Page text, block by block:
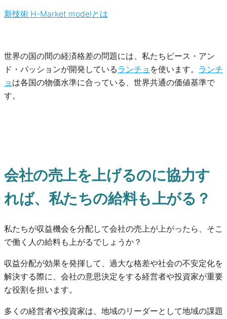
新技術 H-Market modelとは
世界の国の間の経済格差の問題には、私たちピース・アン
ド・パッションが開発しているランチョ を使います。 ランチ
ョ は各国の物価水準に合っている、世界共通の価値基準で
す。
会社の売上を上げるのに協力す
れば、私たちの給料も上がる？
私たちが収益機会を分配して会社の売上が上がったら、そこ
で働く人の給料も上がるでしょうか？
収益分配が効果を発揮して、過大な格差や社会の不安定化を
解決する際に、会社の意思決定をする経営者や投資家が重要
な役割を担います。
多くの経営者や投資家は、地域のリーダーとして地域の課題